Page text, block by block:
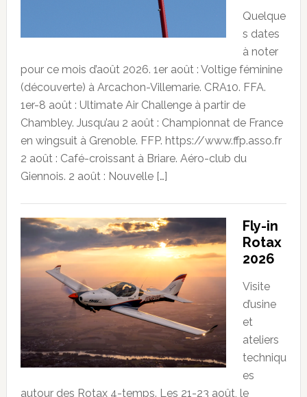
Quelque
s dates
à noter
pour ce mois d’août 2026. 1er août : Voltige féminine
(découverte) à Arcachon-Villemarie. CRA10. FFA.
1er-8 août : Ultimate Air Challenge à partir de
Chambley. Jusqu’au 2 août : Championnat de France
en wingsuit à Grenoble. FFP. https://www.ffp.asso.fr
2 août : Café-croissant à Briare. Aéro-club du
Giennois. 2 août : Nouvelle […]
Fly-in
Rotax
2026
Visite
d’usine
et
ateliers
techniqu
es
autour des Rotax 4-temps. Les 21-23 août, le